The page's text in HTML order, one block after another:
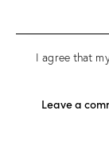
I agree that